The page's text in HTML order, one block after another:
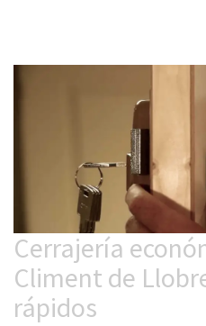
Cerrajería
Climent de
rápidos